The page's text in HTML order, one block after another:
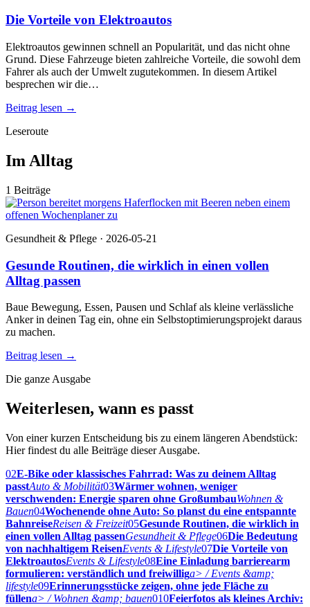
Die Vorteile von Elektroautos
Elektroautos gewinnen schnell an Popularität, und das nicht ohne
Grund. Diese Fahrzeuge bieten zahlreiche Vorteile, die sowohl dem
Fahrer als auch der Umwelt zugutekommen. In diesem Artikel
besprechen wir die…
Beitrag lesen →
Leseroute
Im Alltag
1 Beiträge
Gesundheit & Pflege · 2026-05-21
Gesunde Routinen, die wirklich in einen vollen
Alltag passen
Baue Bewegung, Essen, Pausen und Schlaf als kleine verlässliche
Anker in deinen Tag ein, ohne ein Selbstoptimierungsprojekt daraus
zu machen.
Beitrag lesen →
Die ganze Ausgabe
Weiterlesen, wann es passt
Von einer kurzen Entscheidung bis zu einem längeren Abendstück:
Hier findest du alle Beiträge dieser Ausgabe.
02E-Bike oder klassisches Fahrrad: Was zu deinem Alltag
passtAuto & Mobilität03Wärmer wohnen, weniger
verschwenden: Energie sparen ohne GroßumbauWohnen &
Bauen04Wochenende ohne Auto: So planst du eine entspannte
BahnreiseReisen & Freizeit05Gesunde Routinen, die wirklich in
einen vollen Alltag passenGesundheit & Pflege06Die Bedeutung
von nachhaltigem ReisenEvents & Lifestyle07Die Vorteile von
ElektroautosEvents & Lifestyle08Eine Einladung barrierearm
formulieren: verständlich und freiwilliga> / Events &amp;
lifestyle09Erinnerungsstücke zeigen, ohne jede Fläche zu
füllena> / Wohnen &amp; bauen010Feierfotos als kleines Archiv: